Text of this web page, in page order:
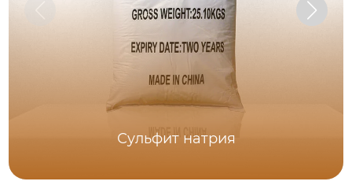
Сульфит натрия